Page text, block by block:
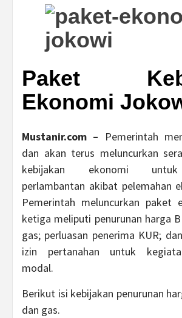
Paket
Ekonomi
Mustanir.com –
Pemerintah
dan akan terus meluncurkan
kebijakan ekonomi
perlambantan akibat pelemahan
Pemerintah meluncurkan paket
ketiga meliputi penurunan harga
gas; perluasan penerima KUR;
izin pertanahan untuk
modal.
Berikut isi kebijakan penurunan
dan gas.